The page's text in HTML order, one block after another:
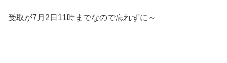
受取が7月2日11時までなので忘れずに～